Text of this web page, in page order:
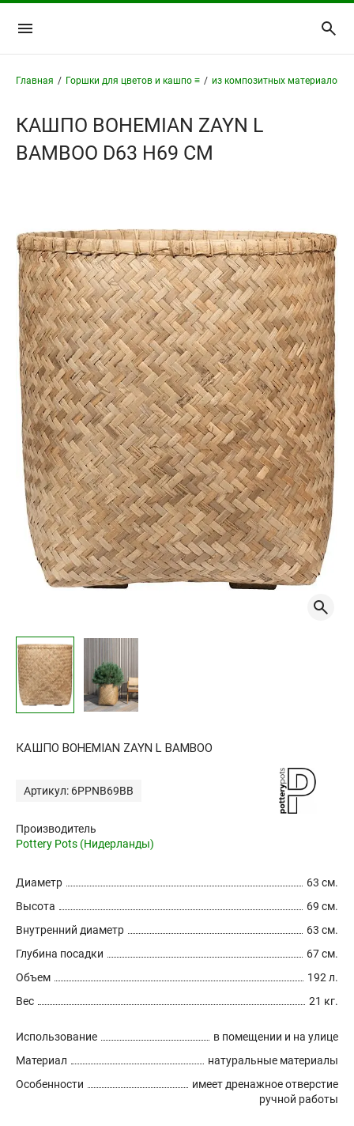
Главная / Горшки для цветов и кашпо ≡ / из композитных материалов ≡
КАШПО BOHEMIAN ZAYN L
BAMBOO D63 H69 СМ
КАШПО BOHEMIAN ZAYN L BAMBOO
Артикул: 6PPNB69BB
Производитель
Pottery Pots (Нидерланды)
63 см.
Диаметр
69 см.
Высота
63 см.
Внутренний диаметр
67 см.
Глубина посадки
192 л.
Объем
21 кг.
Вес
в помещении и на улице
Использование
натуральные материалы
Материал
имеет дренажное отверстие
ручной работы
Особенности